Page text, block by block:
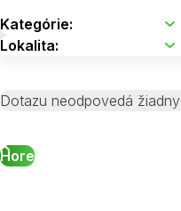
Dotazu neodpovedá
Hore